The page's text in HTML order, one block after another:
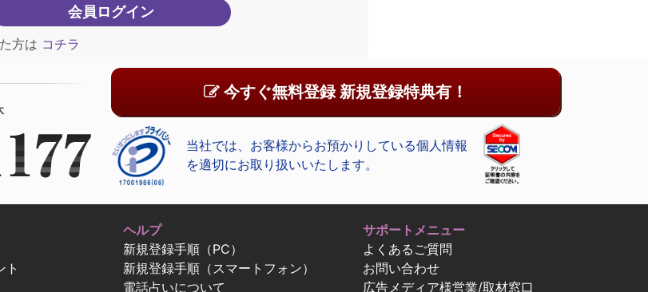
方は コチラ
今すぐ無料登録 新規登録特典有！
当社では、お客様からお預かりしている個人情報
を適切にお取り扱いいたします。
ト
ヘルプ
新規登録手順（PC）
新規登録手順（スマートフォン）
電話占いについて
サポートメニュー
よくあるご質問
お問い合わせ
広告メディア様営業/取材窓口